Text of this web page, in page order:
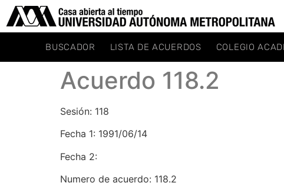
BUSCADOR LISTA DE ACUERDOS COLEGIO
Acuerdo 118.2
Sesión: 118
Fecha 1: 1991/06/14
Fecha 2:
Numero de acuerdo: 118.2